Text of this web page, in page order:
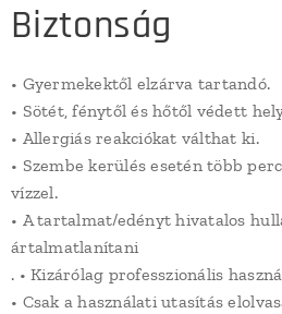
Biztonság
• Gyermekektől elzárva tartandó.
• Sötét, fénytől és hőtől védett
• Allergiás reakciókat válthat ki.
• Szembe kerülés esetén több
vízzel.
• A tartalmat/edényt hivatalos
ártalmatlanítani
. • Kizárólag professzionális
• Csak a használati utasítás